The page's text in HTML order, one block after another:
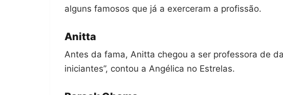
alguns famosos que já a exerceram a profissão.
Anitta
Antes da fama, Anitta chegou a ser professora de
iniciantes”, contou a Angélica no Estrelas.